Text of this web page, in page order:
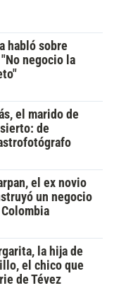
habló sobre
negocio la
el marido de
de
el ex novio
un negocio
la hija de
el chico que
de Tévez